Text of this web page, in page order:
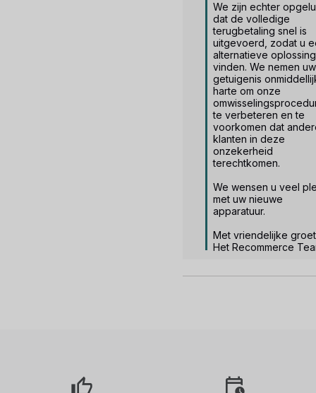
We zijn echter
dat de volledige
terugbetaling snel is
uitgevoerd, zodat u
alternatieve
vinden. We nemen uw
getuigenis
harte om onze
te verbeteren en te
voorkomen dat
klanten in deze
onzekerheid
terechtkomen.
We wensen u veel
met uw nieuwe
apparatuur.
Met vriendelijke
Het Recommerce